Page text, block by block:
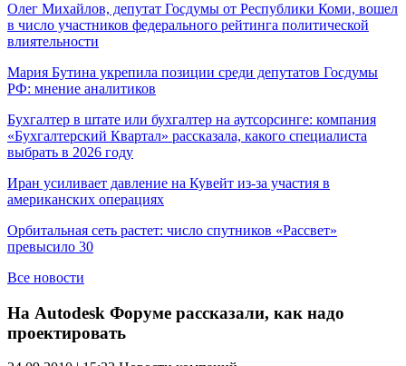
Олег Михайлов, депутат Госдумы от Республики Коми, вошел
в число участников федерального рейтинга политической
влиятельности
Мария Бутина укрепила позиции среди депутатов Госдумы
РФ: мнение аналитиков
Бухгалтер в штате или бухгалтер на аутсорсинге: компания
«Бухгалтерский Квартал» рассказала, какого специалиста
выбрать в 2026 году
Иран усиливает давление на Кувейт из-за участия в
американских операциях
Орбитальная сеть растет: число спутников «Рассвет»
превысило 30
Все новости
На Autodesk Форуме рассказали, как надо
проектировать